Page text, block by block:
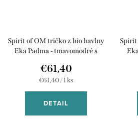
Spirit of OM tričko z bio bavlny
Eka Padma - tmavomodré s
€61,40
Jednotková
€61,40 / 1 ks
DETAIL
Spirit